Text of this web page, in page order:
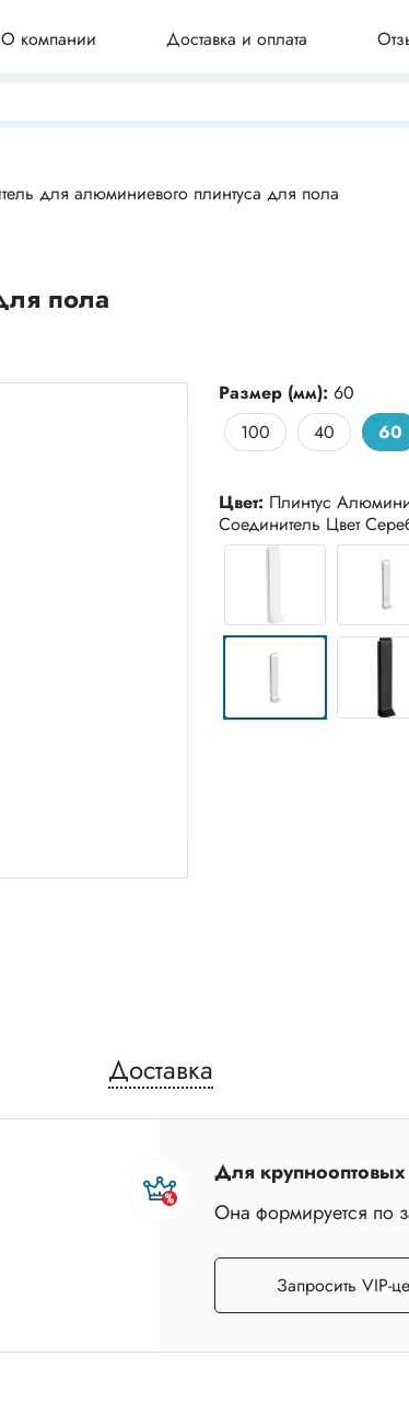
О компании Доставка и оплата
Потолочные плинтусы
Комплектующие для плинтуса
для алюминиевого плинтуса для пола
пола
Размер (мм):60
100
40 60
Цвет: Плинтус
Соединитель Цвет
Доставка
Для крупнооптовых
Она формируется по
Запросить VIP-